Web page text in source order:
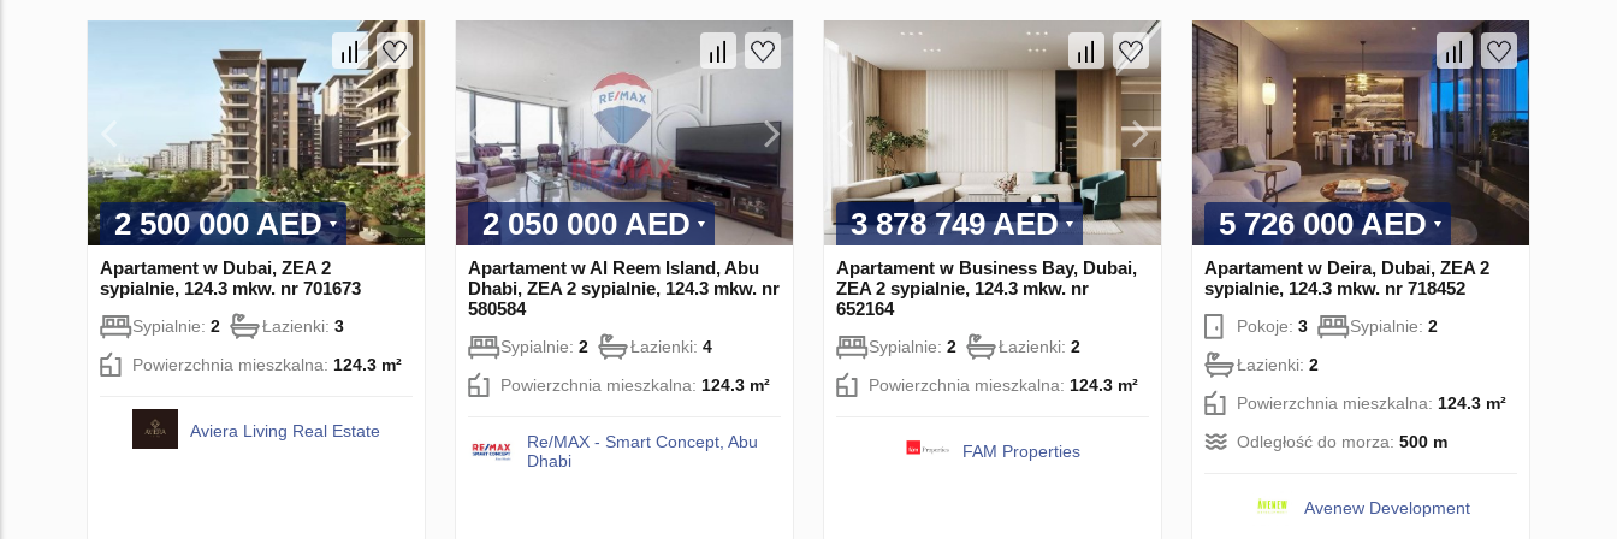
2 500 000 AED
Apartament w Dubai, ZEA 2
sypialnie, 124.3 mkw. nr 701673
Sypialnie: 2 Łazienki: 3
Powierzchnia mieszkalna: 124.3 m²
Aviera Living Real Estate
2 050 000 AED
Apartament w Al Reem Island, Abu
Dhabi, ZEA 2 sypialnie, 124.3 mkw. nr
580584
Sypialnie: 2 Łazienki: 4
Powierzchnia mieszkalna: 124.3 m²
Re/MAX - Smart Concept, Abu
Dhabi
3 878 749 AED
Apartament w Business Bay, Dubai,
ZEA 2 sypialnie, 124.3 mkw. nr
652164
Sypialnie: 2 Łazienki: 2
Powierzchnia mieszkalna: 124.3 m²
FAM Properties
5 726 000 AED
Apartament w Deira, Dubai, ZEA 2
sypialnie, 124.3 mkw. nr 718452
Pokoje: 3 Sypialnie: 2
Łazienki: 2
Powierzchnia mieszkalna: 124.3 m²
Odległość do morza: 500 m
Avenew Development